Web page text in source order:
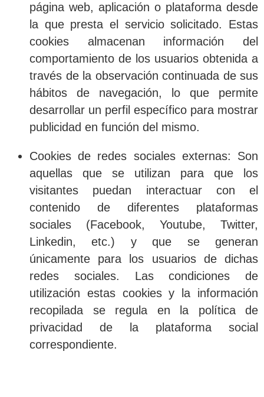
página web, aplicación o plataforma desde
la que presta el servicio solicitado. Estas
cookies almacenan información del
comportamiento de los usuarios obtenida a
través de la observación continuada de sus
hábitos de navegación, lo que permite
desarrollar un perfil específico para mostrar
publicidad en función del mismo.
Cookies de redes sociales externas: Son
aquellas que se utilizan para que los
visitantes puedan interactuar con el
contenido de diferentes plataformas
sociales (Facebook, Youtube, Twitter,
Linkedin, etc.) y que se generan
únicamente para los usuarios de dichas
redes sociales. Las condiciones de
utilización estas cookies y la información
recopilada se regula en la política de
privacidad de la plataforma social
correspondiente.